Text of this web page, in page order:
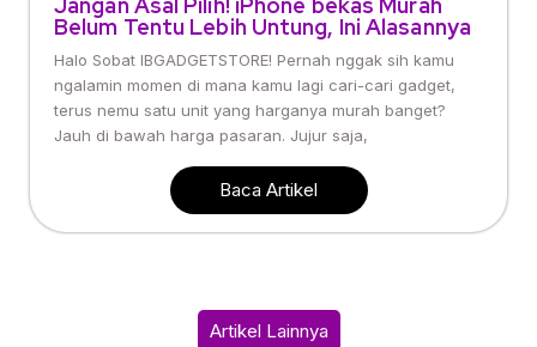
Jangan Asal Pilih! iPhone bekas Murah
Belum Tentu Lebih Untung, Ini Alasannya
Halo Sobat IBGADGETSTORE! Pernah nggak sih kamu
ngalamin momen di mana kamu lagi cari-cari gadget,
terus nemu satu unit yang harganya murah banget?
Jauh di bawah harga pasaran. Jujur saja,
Baca Artikel
Artikel Lainnya